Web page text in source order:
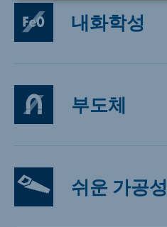
내화학성
부도체
쉬운 가공성